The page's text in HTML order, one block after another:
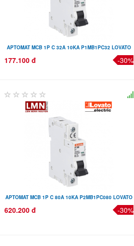
APTOMAT MCB 1P C 32A 10KA P1MB1PC32 LOVATO
177.100 đ -30%
APTOMAT MCB 1P C 80A 10KA P2MB1PC080 LOVATO
620.200 đ -30%